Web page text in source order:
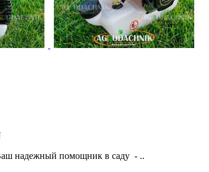
надежный помощник в саду - ..